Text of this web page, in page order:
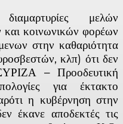
μελών
και κοινωνικών φορέων
στην καθαριότητα
κλπ) ότι δεν
– Προοδευτική
για έκτακτο
η κυβέρνηση στην
έκανε αποδεκτές τις